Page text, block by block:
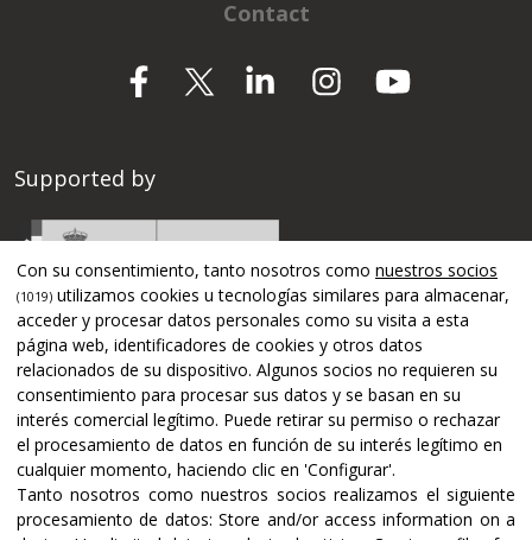
Contact
Supported by
Certifications and accreditations
Con su consentimiento, tanto nosotros como nuestros socios
(1019) utilizamos cookies u tecnologías similares para almacenar,
acceder y procesar datos personales como su visita a esta
página web, identificadores de cookies y otros datos
relacionados de su dispositivo. Algunos socios no requieren su
consentimiento para procesar sus datos y se basan en su
interés comercial legítimo. Puede retirar su permiso o rechazar
el procesamiento de datos en función de su interés legítimo en
cualquier momento, haciendo clic en 'Configurar'.
Tanto nosotros como nuestros socios realizamos el siguiente
procesamiento de datos:Store and/or access information on a